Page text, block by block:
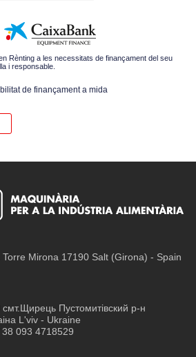
Rènting a les necessitats de finançament del seu
i responsable.
de finançament a mida
Mirona 17190 Salt (Girona) - Spain
Пустомитівский р-н
L'viv - Ukraine
093 4718529